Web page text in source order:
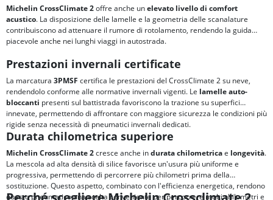
Michelin CrossClimate 2offre anche unelevato livello di comfort
acustico. La disposizione delle lamelle e la geometria delle scanalature
contribuiscono ad attenuare il rumore di rotolamento, rendendo la guida
piacevole anche nei lunghi viaggi in autostrada.
Prestazioni invernali certificate
La marcatura 3PMSF certifica le prestazioni del CrossClimate 2 su neve,
rendendolo conforme alle normative invernali vigenti. Le lamelle auto-
bloccanti presenti sul battistrada favoriscono la trazione su superfici
innevate, permettendo di affrontare con maggiore sicurezza le condizioni più
rigide senza necessità di pneumatici invernali dedicati.
Durata chilometrica superiore
Michelin CrossClimate 2cresce anche indurata chilometricae longevità.
La mescola ad alta densità di silice favorisce un'usura più uniforme e
progressiva, permettendo di percorrere più chilometri prima della
sostituzione. Questo aspetto, combinato con l'efficienza energetica, rendono
questo pneumatico una scelta conveniente per percorrere molti chilometri e